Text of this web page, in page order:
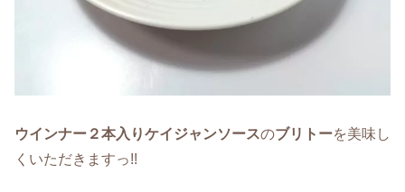
ウインナー２本入りケイジャンソースのブリトーを美味し
くいただきますっ!!